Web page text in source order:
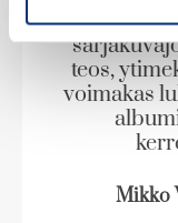
u
ss
ja nähdä
teos,
voimakas
Mikko